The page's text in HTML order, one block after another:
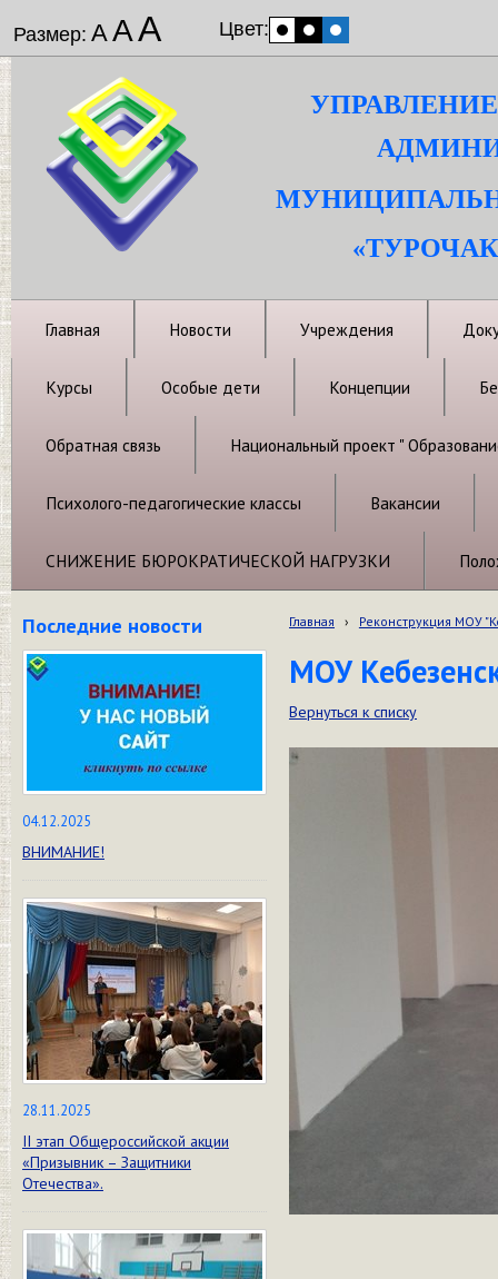
Размер: ААА Цвет:
Главная Новости Учреждения
Курсы Особые дети Концепции
Обратная связь Национальный проект "
Психолого-педагогические классы Вакансии
СНИЖЕНИЕ БЮРОКРАТИЧЕСКОЙ НАГРУЗКИ
Последние новости
04.12.2025
ВНИМАНИЕ!
28.11.2025
II этап Общероссийской акции
«Призывник – Защитники
Отечества».
Главная › Реконструкция МОУ
МОУ
Вернуться к списку